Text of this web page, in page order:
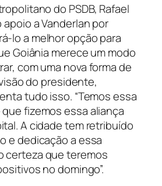
do PSDB, Rafael
a Vanderlan por
lo a melhor opção para
Goiânia merece um modo
com uma nova forma de
do presidente,
tudo isso. “Temos essa
fizemos essa aliança
A cidade tem retribuído
e dedicação a essa
certeza que teremos
no domingo”.